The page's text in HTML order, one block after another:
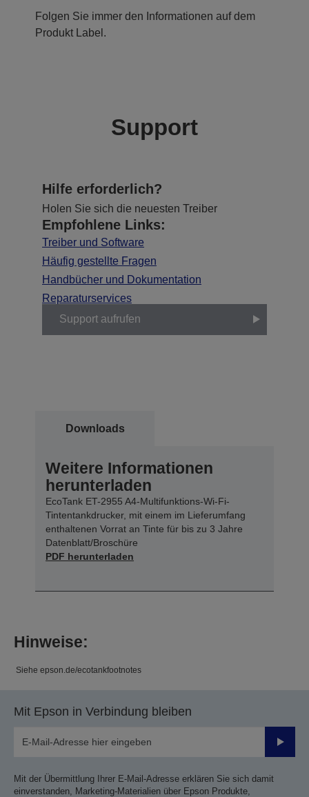
Folgen Sie immer den Informationen auf dem
Produkt Label.
Support
Hilfe erforderlich?
Holen Sie sich die neuesten Treiber
Empfohlene Links:
Treiber und Software
Häufig gestellte Fragen
Handbücher und Dokumentation
Reparaturservices
Support aufrufen
Downloads
Weitere Informationen
herunterladen
EcoTank ET-2955 A4-Multifunktions-Wi-Fi-
Tintentankdrucker, mit einem im Lieferumfang
enthaltenen Vorrat an Tinte für bis zu 3 Jahre
Datenblatt/Broschüre
PDF herunterladen
Hinweise:
Siehe epson.de/ecotankfootnotes
Mit Epson in Verbindung bleiben
Mit der Übermittlung Ihrer E-Mail-Adresse erklären Sie sich damit
einverstanden, Marketing-Materialien über Epson Produkte,